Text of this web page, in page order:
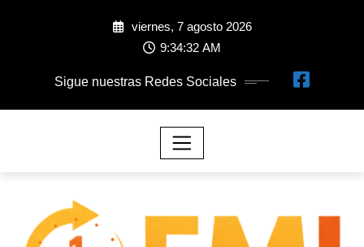
viernes, 7 agosto 2026
9:34:33 AM
Sigue nuestras Redes Sociales